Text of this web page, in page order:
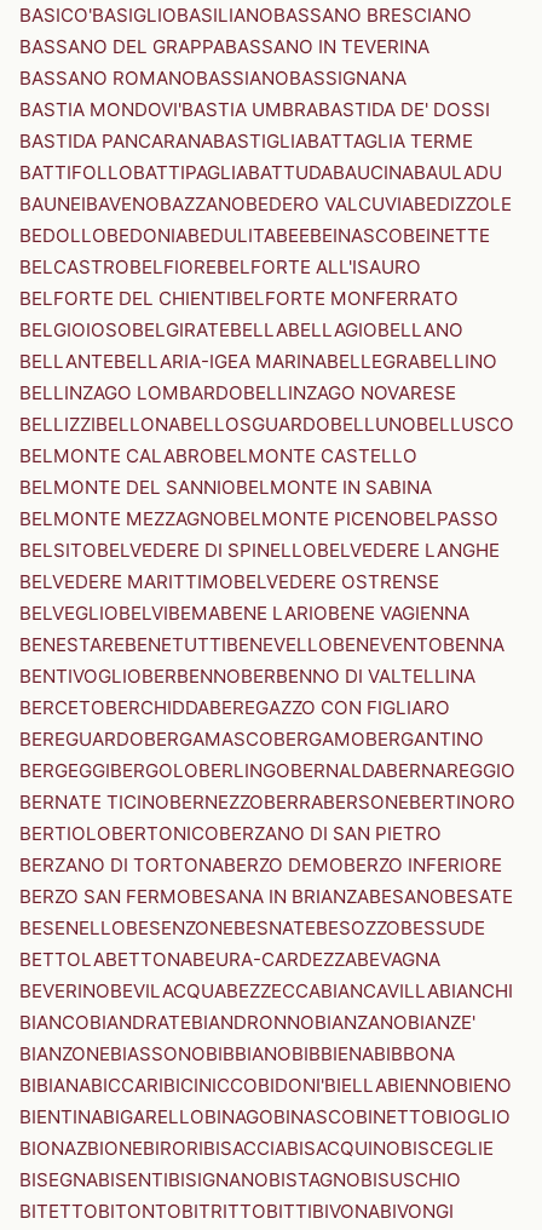
BASICO'BASIGLIOBASILIANOBASSANO BRESCIANO
BASSANO DEL GRAPPABASSANO IN TEVERINA
BASSANO ROMANOBASSIANOBASSIGNANA
BASTIA MONDOVI'BASTIA UMBRABASTIDA DE' DOSSI
BASTIDA PANCARANABASTIGLIABATTAGLIA TERME
BATTIFOLLOBATTIPAGLIABATTUDABAUCINABAULADU
BAUNEIBAVENOBAZZANOBEDERO VALCUVIABEDIZZOLE
BEDOLLOBEDONIABEDULITABEEBEINASCOBEINETTE
BELCASTROBELFIOREBELFORTE ALL'ISAURO
BELFORTE DEL CHIENTIBELFORTE MONFERRATO
BELGIOIOSOBELGIRATEBELLABELLAGIOBELLANO
BELLANTEBELLARIA-IGEA MARINABELLEGRABELLINO
BELLINZAGO LOMBARDOBELLINZAGO NOVARESE
BELLIZZIBELLONABELLOSGUARDOBELLUNOBELLUSCO
BELMONTE CALABROBELMONTE CASTELLO
BELMONTE DEL SANNIOBELMONTE IN SABINA
BELMONTE MEZZAGNOBELMONTE PICENOBELPASSO
BELSITOBELVEDERE DI SPINELLOBELVEDERE LANGHE
BELVEDERE MARITTIMOBELVEDERE OSTRENSE
BELVEGLIOBELVIBEMABENE LARIOBENE VAGIENNA
BENESTAREBENETUTTIBENEVELLOBENEVENTOBENNA
BENTIVOGLIOBERBENNOBERBENNO DI VALTELLINA
BERCETOBERCHIDDABEREGAZZO CON FIGLIARO
BEREGUARDOBERGAMASCOBERGAMOBERGANTINO
BERGEGGIBERGOLOBERLINGOBERNALDABERNAREGGIO
BERNATE TICINOBERNEZZOBERRABERSONEBERTINORO
BERTIOLOBERTONICOBERZANO DI SAN PIETRO
BERZANO DI TORTONABERZO DEMOBERZO INFERIORE
BERZO SAN FERMOBESANA IN BRIANZABESANOBESATE
BESENELLOBESENZONEBESNATEBESOZZOBESSUDE
BETTOLABETTONABEURA-CARDEZZABEVAGNA
BEVERINOBEVILACQUABEZZECCABIANCAVILLABIANCHI
BIANCOBIANDRATEBIANDRONNOBIANZANOBIANZE'
BIANZONEBIASSONOBIBBIANOBIBBIENABIBBONA
BIBIANABICCARIBICINICCOBIDONI'BIELLABIENNOBIENO
BIENTINABIGARELLOBINAGOBINASCOBINETTOBIOGLIO
BIONAZBIONEBIRORIBISACCIABISACQUINOBISCEGLIE
BISEGNABISENTIBISIGNANOBISTAGNOBISUSCHIO
BITETTOBITONTOBITRITTOBITTIBIVONABIVONGI